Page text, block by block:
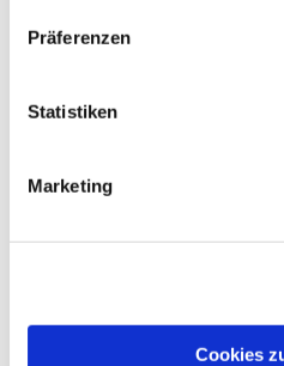
Präferenzen
Statistiken
Marketing
Cookies
Dies